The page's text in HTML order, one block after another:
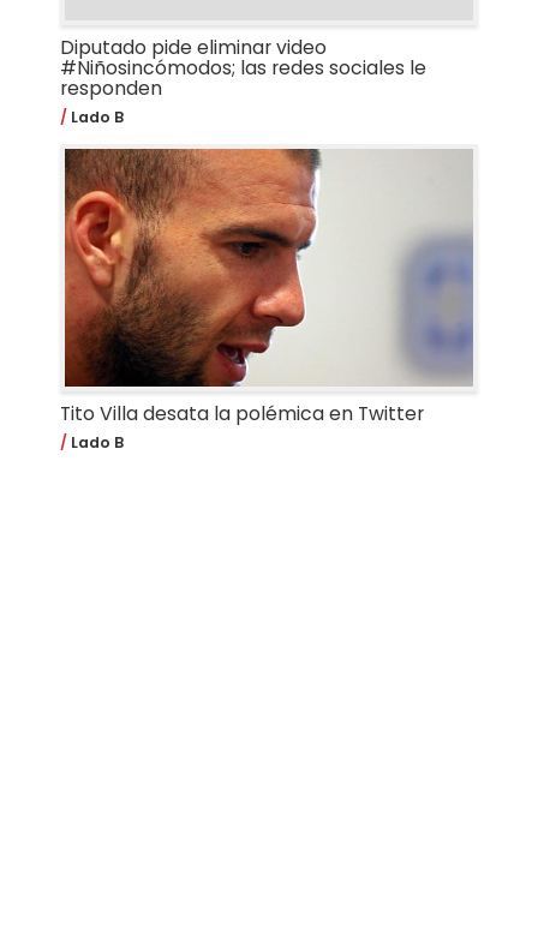
Diputado pide eliminar video
#Niñosincómodos; las redes sociales le
responden
Lado B
Tito Villa desata la polémica en Twitter
Lado B